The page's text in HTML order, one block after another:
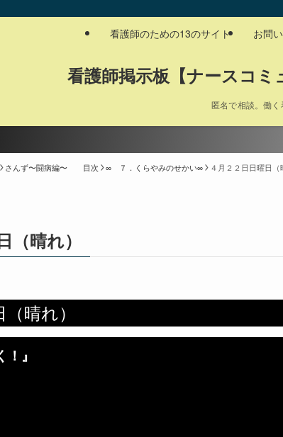
看護師掲示板【ナースコ
匿名で相談。働く
看護師のための13のサイト お問
働く
さんず〜闘病編〜 目次 ∞ ７．くらやみのせかい∞ ４月２２日日曜日（
（晴れ）
晴れ）
！』